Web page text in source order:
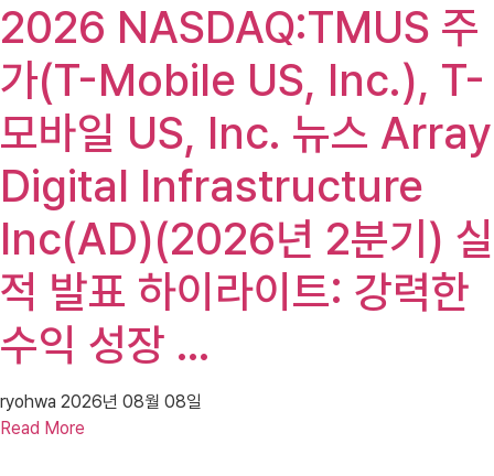
2026 NASDAQ:TMUS 주
가(T-Mobile US, Inc.), T-
모바일 US, Inc. 뉴스 Array
Digital Infrastructure
Inc(AD)(2026년 2분기) 실
적 발표 하이라이트: 강력한
수익 성장 …
ryohwa 2026년 08월 08일
Read More